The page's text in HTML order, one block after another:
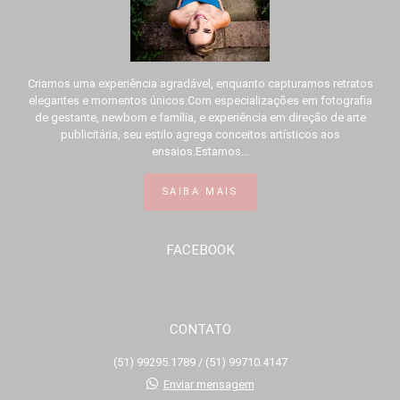
Criamos uma experiência agradável, enquanto capturamos retratos
elegantes e momentos únicos.Com especializações em fotografia
de gestante, newborn e família, e experiência em direção de arte
publicitária, seu estilo agrega conceitos artísticos aos
ensaios.Estamos...
SAIBA MAIS
FACEBOOK
CONTATO
(51) 99295.1789 / (51) 99710.4147
Enviar mensagem